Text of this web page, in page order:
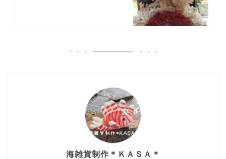
海雑貨制作＊ＫＡＳＡ＊